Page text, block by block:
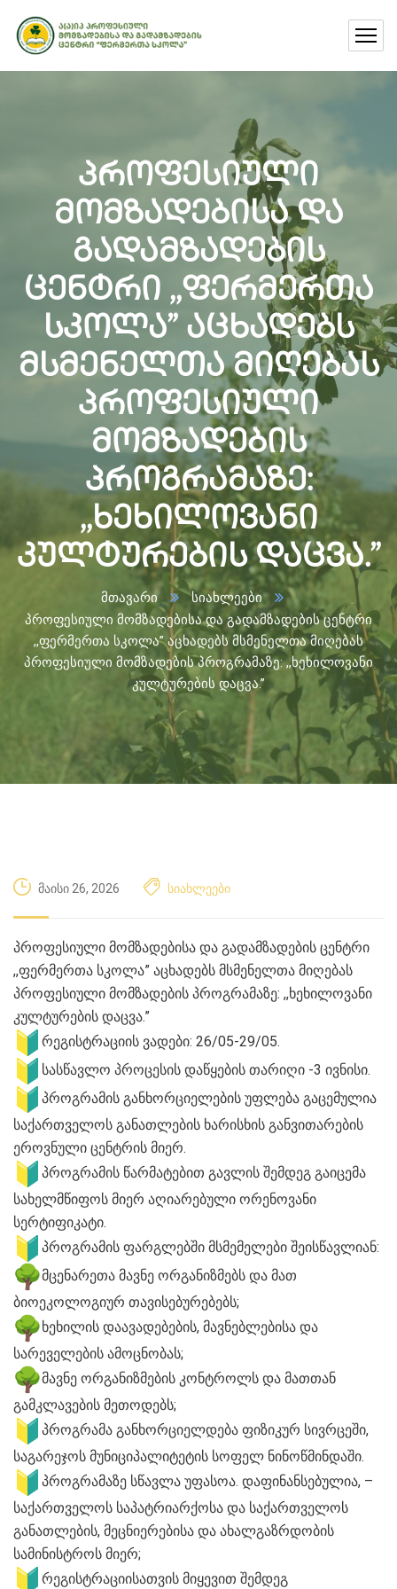
პროფესიული
მომზადებისა და
გადამზადების
ცენტრი ,,ფერმერთა
სკოლა” აცხადებს
მსმენელთა მიღებას
პროფესიული
მომზადების
პროგრამაზე:
,,ხეხილოვანი
კულტურების დაცვა.”
მთავარი
სიახლეები
პროფესიული მომზადებისა და გადამზადების ცენტრი
,,ფერმერთა სკოლა” აცხადებს მსმენელთა მიღებას
პროფესიული მომზადების პროგრამაზე: ,,ხეხილოვანი
კულტურების დაცვა.”
მაისი 26, 2026 სიახლეები
პროფესიული მომზადებისა და გადამზადების ცენტრი
,,ფერმერთა სკოლა” აცხადებს მსმენელთა მიღებას
პროფესიული მომზადების პროგრამაზე: ,,ხეხილოვანი
კულტურების დაცვა.”
რეგისტრაციის ვადები: 26/05-29/05.
სასწავლო პროცესის დაწყების თარიღი -3 ივნისი.
პროგრამის განხორციელების უფლება გაცემულია
საქართველოს განათლების ხარისხის განვითარების
ეროვნული ცენტრის მიერ.
პროგრამის წარმატებით გავლის შემდეგ გაიცემა
სახელმწიფოს მიერ აღიარებული ორენოვანი
სერტიფიკატი.
პროგრამის ფარგლებში მსმემელები შეისწავლიან:
მცენარეთა მავნე ორგანიზმებს და მათ
ბიოეკოლოგიურ თავისებურებებს;
ხეხილის დაავადებების, მავნებლებისა და
სარეველების ამოცნობას;
მავნე ორგანიზმების კონტროლს და მათთან
გამკლავების მეთოდებს;
პროგრამა განხორციელდება ფიზიკურ სივრცეში,
საგარეჯოს მუნიციპალიტეტის სოფელ ნინოწმინდაში.
პროგრამაზე სწავლა უფასოა. დაფინანსებულია, –
საქართველოს საპატრიარქოსა და საქართველოს
განათლების, მეცნიერებისა და ახალგაზრდობის
სამინისტროს მიერ;
რეგისტრაციისათვის მიყევით შემდეგ